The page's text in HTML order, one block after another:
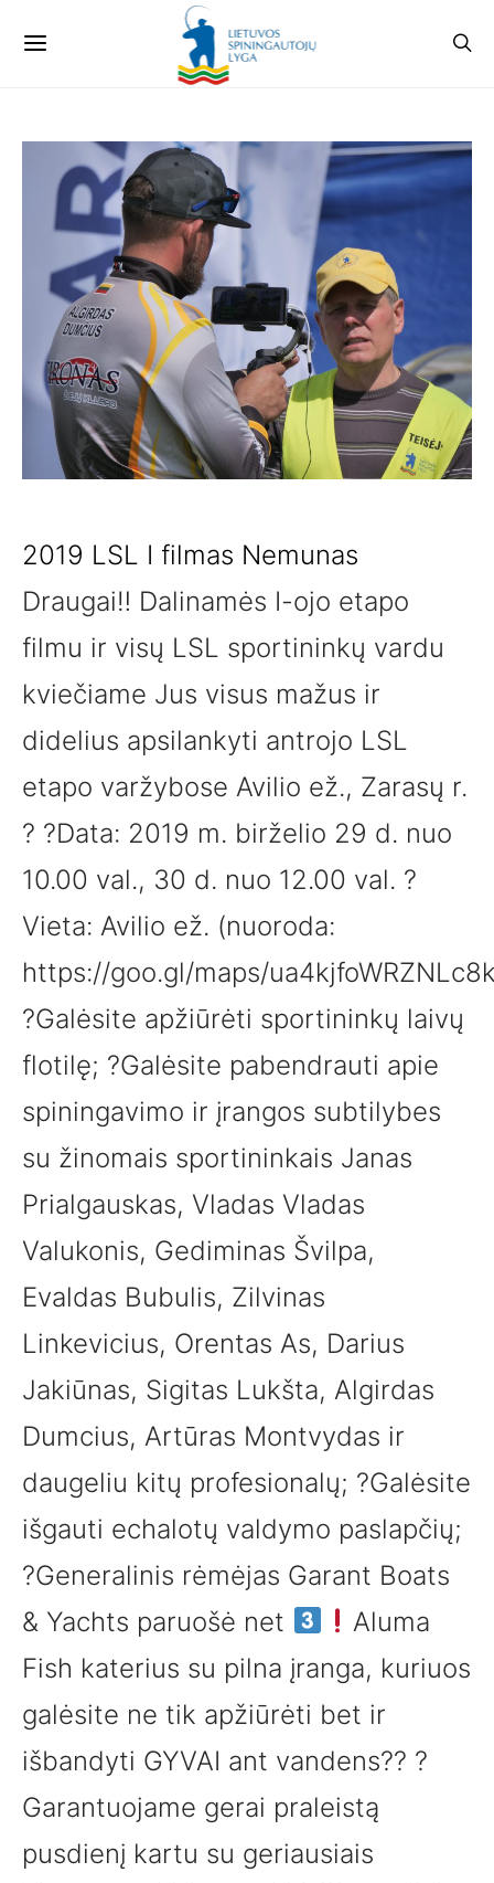
2019 LSL I filmas Nemunas
Draugai‼ Dalinamės I-ojo etapo
filmu ir visų LSL sportininkų vardu
kviečiame Jus visus mažus ir
didelius apsilankyti antrojo LSL
etapo varžybose Avilio ež., Zarasų r.
? ?Data: 2019 m. birželio 29 d. nuo
10.00 val., 30 d. nuo 12.00 val. ?
Vieta: Avilio ež. (nuoroda:
https://goo.gl/maps/
?Galėsite apžiūrėti sportininkų laivų
flotilę; ?Galėsite pabendrauti apie
spiningavimo ir įrangos subtilybes
su žinomais sportininkais Janas
Prialgauskas, Vladas Vladas
Valukonis, Gediminas Švilpa,
Evaldas Bubulis, Zilvinas
Linkevicius, Orentas As, Darius
Jakiūnas, Sigitas Lukšta, Algirdas
Dumcius, Artūras Montvydas ir
daugeliu kitų profesionalų; ?Galėsite
išgauti echalotų valdymo paslapčių;
?Generalinis rėmėjas Garant Boats
& Yachts paruošė net
Aluma
Fish katerius su pilna įranga, kuriuos
galėsite ne tik apžiūrėti bet ir
išbandyti GYVAI ant vandens?? ?
Garantuojame gerai praleistą
pusdienį kartu su geriausiais